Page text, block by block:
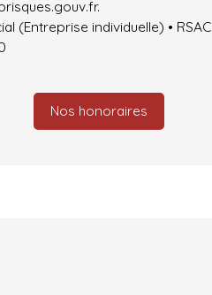
(Entreprise individuelle) • RSAC
Nos honoraires